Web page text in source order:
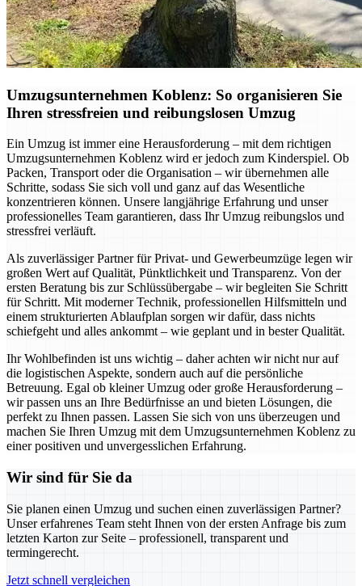
Umzugsunternehmen Koblenz: So organisieren Sie
Ihren stressfreien und reibungslosen Umzug
Ein Umzug ist immer eine Herausforderung – mit dem richtigen
Umzugsunternehmen Koblenz wird er jedoch zum Kinderspiel. Ob
Packen, Transport oder die Organisation – wir übernehmen alle
Schritte, sodass Sie sich voll und ganz auf das Wesentliche
konzentrieren können. Unsere langjährige Erfahrung und unser
professionelles Team garantieren, dass Ihr Umzug reibungslos und
stressfrei verläuft.
Als zuverlässiger Partner für Privat- und Gewerbeumzüge legen wir
großen Wert auf Qualität, Pünktlichkeit und Transparenz. Von der
ersten Beratung bis zur Schlüssübergabe – wir begleiten Sie Schritt
für Schritt. Mit moderner Technik, professionellen Hilfsmitteln und
einem strukturierten Ablaufplan sorgen wir dafür, dass nichts
schiefgeht und alles ankommt – wie geplant und in bester Qualität.
Ihr Wohlbefinden ist uns wichtig – daher achten wir nicht nur auf
die logistischen Aspekte, sondern auch auf die persönliche
Betreuung. Egal ob kleiner Umzug oder große Herausforderung –
wir passen uns an Ihre Bedürfnisse an und bieten Lösungen, die
perfekt zu Ihnen passen. Lassen Sie sich von uns überzeugen und
machen Sie Ihren Umzug mit dem Umzugsunternehmen Koblenz zu
einer positiven und unvergesslichen Erfahrung.
Wir sind für Sie da
Sie planen einen Umzug und suchen einen zuverlässigen Partner?
Unser erfahrenes Team steht Ihnen von der ersten Anfrage bis zum
letzten Karton zur Seite – professionell, transparent und
termingerecht.
Jetzt schnell vergleichen